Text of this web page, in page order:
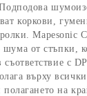
коркови,
Mapesonic
от стъпки,
с
върху
на